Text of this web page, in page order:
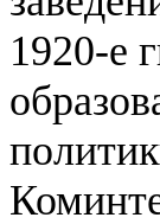
1920-е